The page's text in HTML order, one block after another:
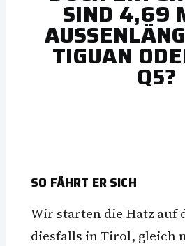
IND 4,69
GUAN ODER
?
SO FÄHRT ER SICH
Wir starten die Hatz auf
diesfalls in Tirol, gleich